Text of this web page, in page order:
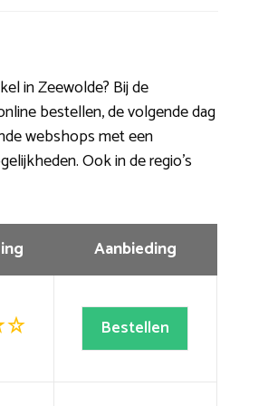
in Zeewolde? Bij de
bestellen, de volgende dag
webshops met een
Ook in de regio’s
Aanbieding
Bestellen